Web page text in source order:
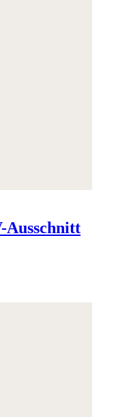
Ausschnitt